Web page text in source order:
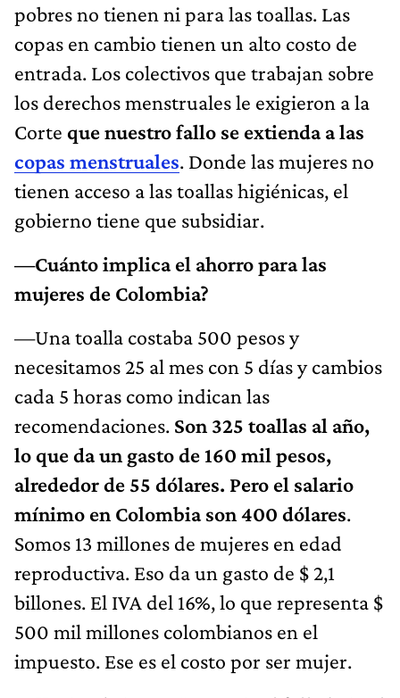
pobres no tienen ni para las toallas. Las
copas en cambio tienen un alto costo de
entrada. Los colectivos que trabajan sobre
los derechos menstruales le exigieron a la
Corte que nuestro fallo se extienda a las
copas menstruales. Donde las mujeres no
tienen acceso a las toallas higiénicas, el
gobierno tiene que subsidiar.
—Cuánto implica el ahorro para las
mujeres de Colombia?
—Una toalla costaba 500 pesos y
necesitamos 25 al mes con 5 días y cambios
cada 5 horas como indican las
recomendaciones. Son 325 toallas al año,
lo que da un gasto de 160 mil pesos,
alrededor de 55 dólares. Pero el salario
mínimo en Colombia son 400 dólares.
Somos 13 millones de mujeres en edad
reproductiva. Eso da un gasto de $ 2,1
billones. El IVA del 16%, lo que representa $
500 mil millones colombianos en el
impuesto. Ese es el costo por ser mujer.